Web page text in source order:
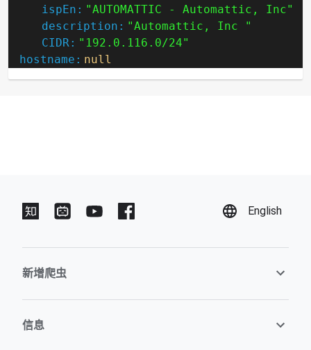
ispEn: "AUTOMATTIC - Automattic, Inc"
description: "Automattic, Inc "
CIDR: "192.0.116.0/24"
hostname: null
English
新增爬虫
信息